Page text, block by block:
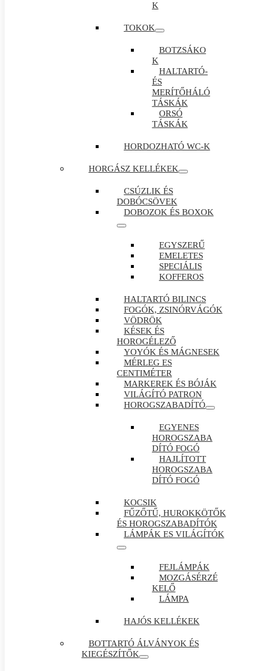
K
TOKOK
BOTZSÁKO
K
HALTARTÓ-
ÉS
MERÍTŐHÁLÓ
TÁSKÁK
ORSÓ
TÁSKÁK
HORDOZHATÓ WC-K
HORGÁSZ KELLÉKEK
CSÚZLIK ÉS
DOBÓCSÖVEK
DOBOZOK ÉS BOXOK
EGYSZERŰ
EMELETES
SPECIÁLIS
KOFFEROS
HALTARTÓ BILINCS
FOGÓK, ZSINÓRVÁGÓK
VÖDRÖK
KÉSEK ÉS
HOROGÉLEZŐ
YOYÓK ÉS MÁGNESEK
MÉRLEG ES
CENTIMÉTER
MARKEREK ÉS BÓJÁK
VILÁGÍTÓ PATRON
HOROGSZABADÍTÓ
EGYENES
HOROGSZABA
DÍTÓ FOGÓ
HAJLÍTOTT
HOROGSZABA
DÍTÓ FOGÓ
KOCSIK
FŰZŐTŰ, HUROKKÖTŐK
ÉS HOROGSZABADÍTÓK
LÁMPÁK ES VILÁGÍTÓK
FEJLÁMPÁK
MOZGÁSÉRZÉ
KELŐ
LÁMPA
HAJÓS KELLÉKEK
BOTTARTÓ ÁLVÁNYOK ÉS
KIEGÉSZÍTŐK